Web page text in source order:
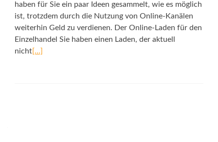
haben für Sie ein paar Ideen gesammelt, wie es möglich
ist, trotzdem durch die Nutzung von Online-Kanälen
weiterhin Geld zu verdienen. Der Online-Laden für den
Einzelhandel Sie haben einen Laden, der aktuell
nicht[…]